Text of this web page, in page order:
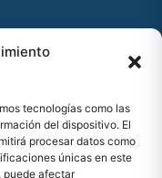
tecnologías como las
del dispositivo. El
procesar datos como
únicas en este
puede afectar